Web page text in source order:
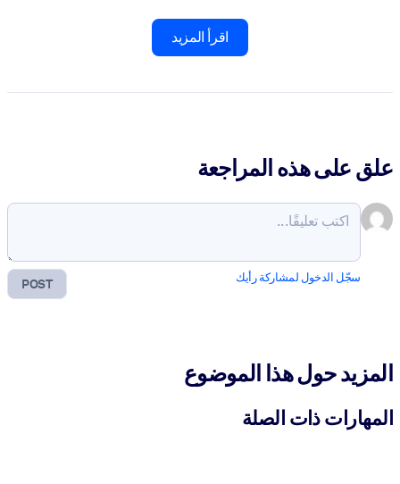
اقرأ المزيد
علق على هذه المراجعة
POST سجّل الدخول لمشاركة رأيك
المزيد حول هذا الموضوع
المهارات ذات الصلة